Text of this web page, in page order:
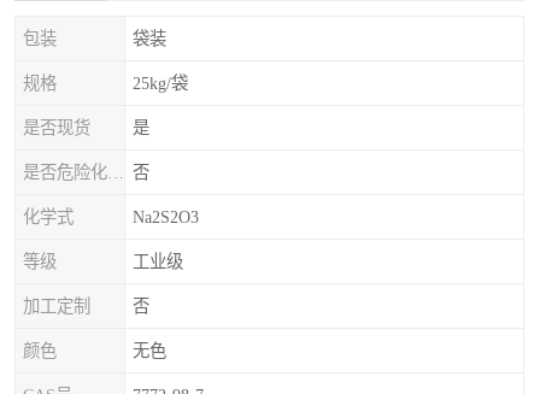
包装 袋装
规格 25kg/袋
是否现货 是
否
化学式 Na2S2O3
等级 工业级
加工定制 否
颜色 无色